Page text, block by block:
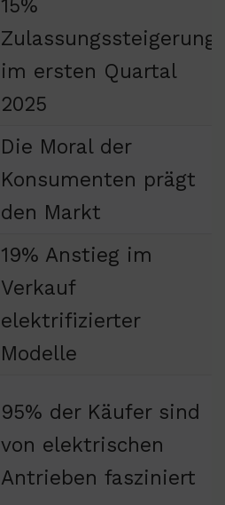
15%
Zulassungssteigerung
im ersten Quartal
2025
Die Moral der
Konsumenten prägt
den Markt
19% Anstieg im
Verkauf
elektrifizierter
Modelle
95% der Käufer sind
von elektrischen
Antrieben fasziniert